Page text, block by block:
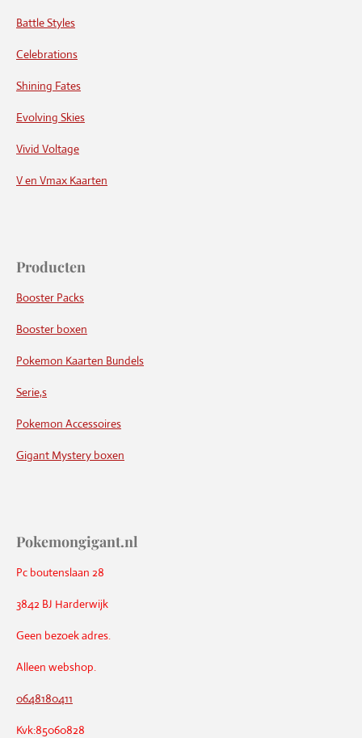
Battle Styles
Celebrations
Shining Fates
Evolving Skies
Vivid Voltage
V en Vmax Kaarten
Producten
Booster Packs
Booster boxen
Pokemon Kaarten Bundels
Serie,s
Pokemon Accessoires
Gigant Mystery boxen
Pokemongigant.nl
Pc boutenslaan 28
3842 BJ Harderwijk
Geen bezoek adres.
Alleen webshop.
0648180411
Kvk:85060828